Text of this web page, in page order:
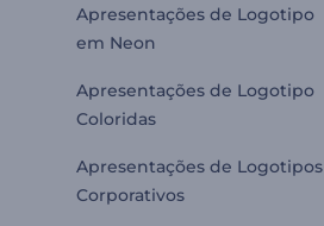
Apresentações de Logotipo
em Neon
Apresentações de Logotipo
Coloridas
Apresentações de Logotipos
Corporativos